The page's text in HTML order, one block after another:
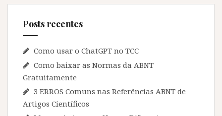
Posts recentes
Como usar o ChatGPT no TCC
Como baixar as Normas da ABNT
Gratuitamente
3 ERROS Comuns nas Referências ABNT de
Artigos Científicos